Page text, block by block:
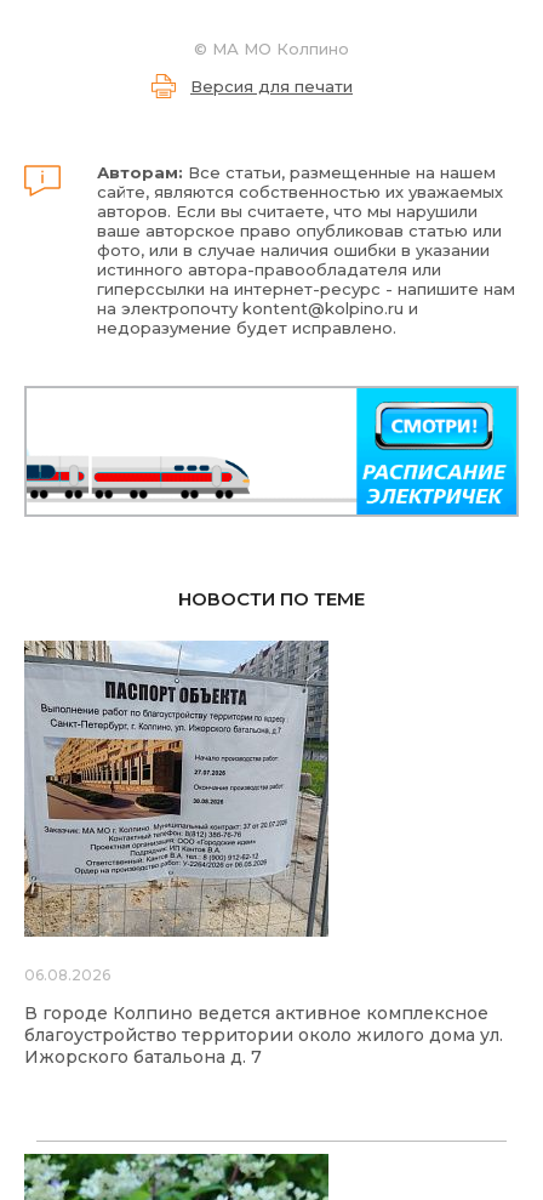
© МА МО Колпино
Версия для печати
Авторам: Все статьи, размещенные на нашем
сайте, являются собственностью их уважаемых
авторов. Если вы считаете, что мы нарушили
ваше авторское право опубликовав статью или
фото, или в случае наличия ошибки в указании
истинного автора-правообладателя или
гиперссылки на интернет-ресурс - напишите нам
на электропочтуkontent@kolpino.ru и
недоразумение будет исправлено.
НОВОСТИ ПО ТЕМЕ
06.08.2026
В городе Колпино ведется активное комплексное
благоустройство территории около жилого дома ул.
Ижорского батальона д. 7